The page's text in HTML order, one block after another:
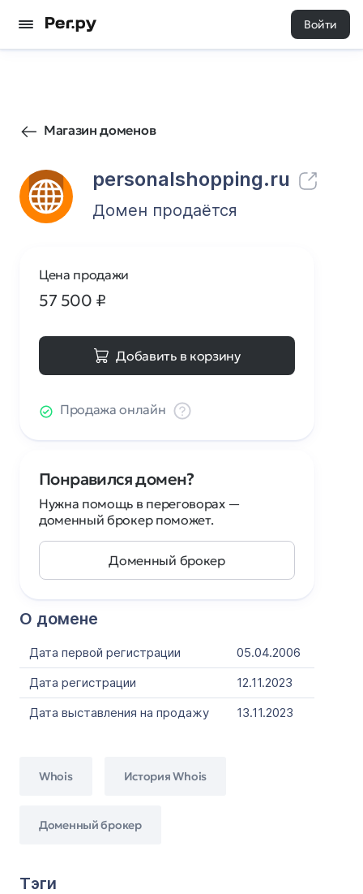
Войти
Магазин доменов
personalshopping.ru
72 0
Домен продаётся
О домене
Дата первой регистрации
05.04.2006
Дата регистрации
12.11.2023
Дата выставления на продажу
13.11.2023
Whois История Whois
Доменный брокер
Тэги
Цена продажи
57 500 ₽
Добавить в корзину
Продажа онлайн
Понравился домен?
Нужна помощь в переговорах —
доменный брокер поможет.
Доменный брокер